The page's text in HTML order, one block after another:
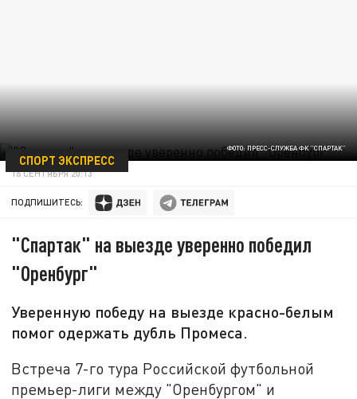
ФОТО: ПРЕСС-СЛУЖБА ФК "СПАРТАК"
СПОРТ ЭКСПРЕСС
16 СЕНТЯБРЯ 20:13
ПОДПИШИТЕСЬ:
"Спартак" на выезде уверенно победил
"Оренбург"
Уверенную победу на выезде красно-белым
помог одержать дубль Промеса.
Встреча 7-го тура Российской футбольной
премьер-лиги между "Оренбургом" и